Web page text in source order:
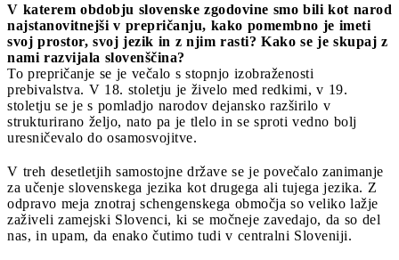
V katerem obdobju slovenske zgodovine smo bili kot narod
najstanovitnejši v prepričanju, kako pomembno je imeti
svoj prostor, svoj jezik in z njim rasti? Kako se je skupaj z
nami razvijala slovenščina?
To prepričanje se je večalo s stopnjo izobraženosti
prebivalstva. V 18. stoletju je živelo med redkimi, v 19.
stoletju se je s pomladjo narodov dejansko razširilo v
strukturirano željo, nato pa je tlelo in se sproti vedno bolj
uresničevalo do osamosvojitve.
V treh desetletjih samostojne države se je povečalo zanimanje
za učenje slovenskega jezika kot drugega ali tujega jezika. Z
odpravo meja znotraj schengenskega območja so veliko lažje
zaživeli zamejski Slovenci, ki se močneje zavedajo, da so del
nas, in upam, da enako čutimo tudi v centralni Sloveniji.